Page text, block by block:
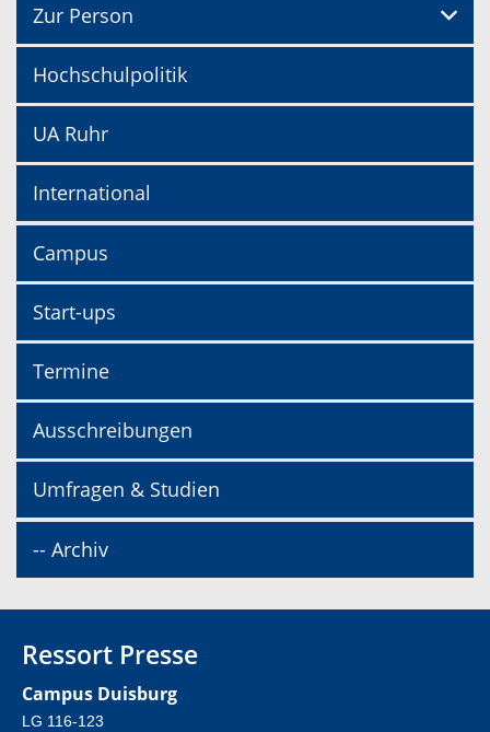
Zur Person
Hochschulpolitik
UA Ruhr
International
Campus
Start-ups
Termine
Ausschreibungen
Umfragen & Studien
-- Archiv
Ressort Presse
Campus Duisburg
LG 116-123